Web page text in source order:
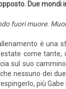
Due mondi
fuori muore.
è una
come
sul suo
nessuno dei
più